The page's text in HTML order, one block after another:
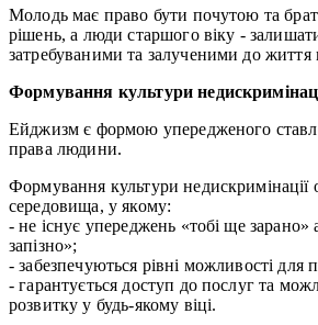
Молодь має право бути почутою та
рішень, а люди старшого віку -
затребуваними та залученими до життя
Формування культури
Ейджизм є формою упередженого
права людини.
Формування культури недискримінації
середовища, у якому:
- не існує упереджень «тобі ще
запізно»;
- забезпечуються рівні можливості для
- гарантується доступ до послуг та
розвитку у будь-якому віці.